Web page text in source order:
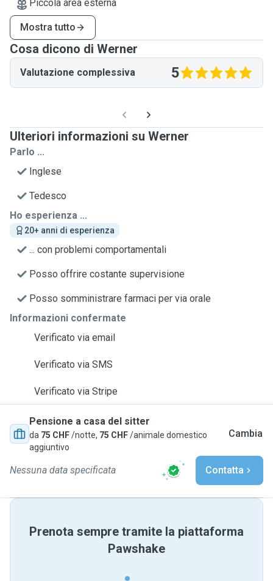
Piccola area esterna
Mostra tutto
Cosa dicono di Werner
Valutazione complessiva 5
Ulteriori informazioni su Werner
Parlo ...
Inglese
Tedesco
Ho esperienza ...
20+ anni di esperienza
... con problemi comportamentali
Posso offrire costante supervisione
Posso somministrare farmaci per via orale
Informazioni confermate
Verificato via email
Verificato via SMS
Verificato via Stripe
Pensione a casa del sitter
da 75 CHF/notte, 75 CHF/animale domestico
aggiuntivo
Cambia
Nessuna data specificata Contatta
Prenota sempre tramite la piattaforma
Pawshake